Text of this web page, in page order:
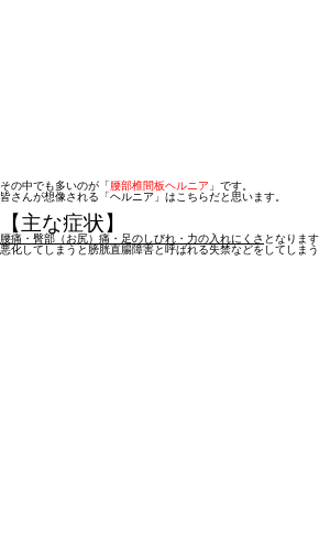
その中でも多いのが「腰部椎間板ヘルニア 」です。
皆さんが想像される「ヘルニア」はこちらだと思います。
【主な症状】
腰痛・臀部（お尻）痛・足のしびれ・力の入れにくさ となります
悪化してしまうと膀胱直腸障害と呼ばれる失禁などをしてしま